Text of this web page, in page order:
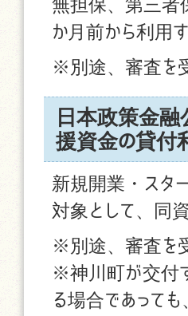
無担保、第三者
か月前から利用
※別途、審査を
日本政策金融
援資金の貸付
新規開業・スタ
対象として、同
※別途、審査を
※神川町が交付
る場合であって